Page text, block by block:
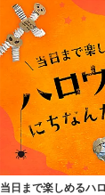
当日まで楽しめるハ